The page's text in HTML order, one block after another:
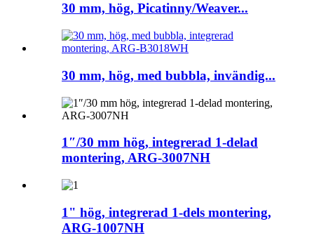
30 mm, hög, Picatinny/Weaver...
30 mm, hög, med bubbla, invändig...
1″/30 mm hög, integrerad 1-delad
montering, ARG-3007NH
1" hög, integrerad 1-dels montering,
ARG-1007NH